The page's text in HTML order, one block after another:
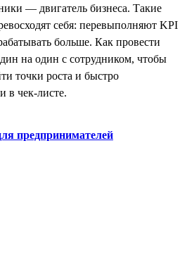
— двигатель бизнеса. Такие
себя: перевыполняют KPI
больше. Как провести
на один с сотрудником, чтобы
точки роста и быстро
в чек-листе.
предпринимателей